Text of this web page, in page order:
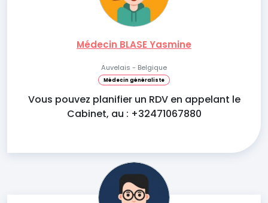
Médecin BLASE Yasmine
Auvelais - Belgique
Médecin généraliste
Vous pouvez planifier un RDV en appelant le
Cabinet, au : +32471067880